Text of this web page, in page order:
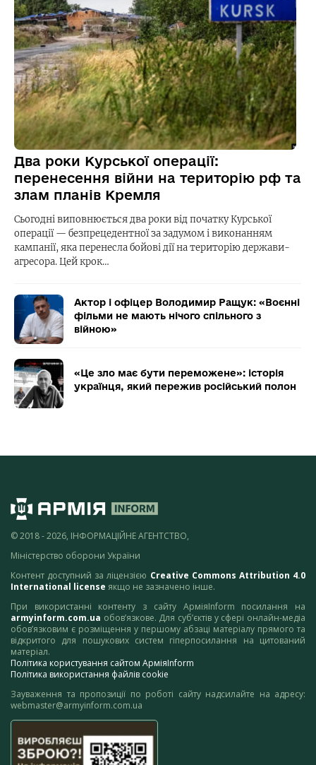
Два роки Курської операції:
перенесення війни на територію рф та
злам планів Кремля
Сьогодні виповнюється два роки від початку Курської
операції — безпрецедентної за задумом і виконанням
кампанії, яка перенесла бойові дії на територію держави-
агресора. Цей крок…
Актор і офіцер Володимир Ращук: «Воєнні
фільми не мають нічого спільного з
війною»
«Це зло має бути переможене»: історія
українця, який пережив російський полон
© 2018 - 2026, ІНФОРМАЦІЙНЕ АГЕНТСТВО,
Міністерство оборони України
Контент доступний за ліцензією Creative Commons Attribution 4.0
International license якщо не зазначено інше.
При використанні контенту з сайту АрміяInform посилання на
armyinform.com.ua обов’язкове. Для суб’єктів у сфері онлайн-медіа
обов’язковим є розміщення у першому абзаці матеріалу прямого та
відкритого для пошукових систем гіперпосилання на цитований
матеріал.
Політика користування сайтом АрміяInform
Політика використання файлів cookie
Зауваження та пропозиції по роботі сайту надсилайте на адресу:
webmaster@armyinform.com.ua